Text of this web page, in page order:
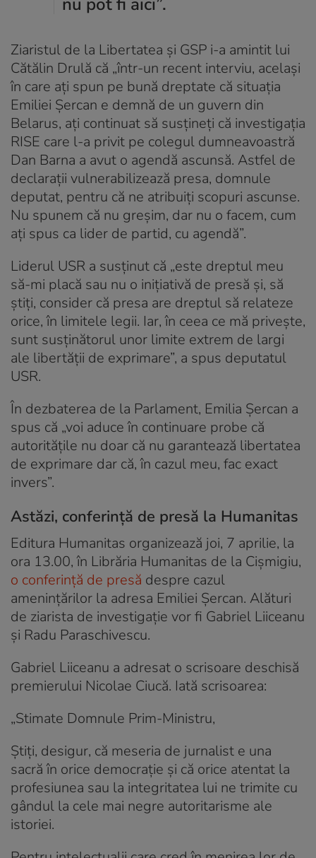
Ziaristul de la Libertatea și GSP i-a amintit lui
Cătălin Drulă că „într-un recent interviu, același
în care ați spun pe bună dreptate că situația
Emiliei Șercan e demnă de un guvern din
Belarus, ați continuat să susțineți că investigația
RISE care l-a privit pe colegul dumneavoastră
Dan Barna a avut o agendă ascunsă. Astfel de
declarații vulnerabilizează presa, domnule
deputat, pentru că ne atribuiți scopuri ascunse.
Nu spunem că nu greșim, dar nu o facem, cum
ați spus ca lider de partid, cu agendă”.
Liderul USR a susținut că „este dreptul meu
să-mi placă sau nu o inițiativă de presă și, să
știți, consider că presa are dreptul să relateze
orice, în limitele legii. Iar, în ceea ce mă privește,
sunt susținătorul unor limite extrem de largi
ale libertății de exprimare”, a spus deputatul
USR.
În dezbaterea de la Parlament, Emilia Șercan a
spus că „voi aduce în continuare probe că
autoritățile nu doar că nu garantează libertatea
de exprimare dar că, în cazul meu, fac exact
invers”.
Astăzi, conferință de presă la Humanitas
Editura Humanitas organizează joi, 7 aprilie, la
ora 13.00, în Librăria Humanitas de la Cișmigiu,
o conferință de presă despre cazul
amenințărilor la adresa Emiliei Șercan. Alături
de ziarista de investigație vor fi Gabriel Liiceanu
și Radu Paraschivescu.
Gabriel Liiceanu a adresat o scrisoare deschisă
premierului Nicolae Ciucă. Iată scrisoarea:
„Stimate Domnule Prim-Ministru,
Știți, desigur, că meseria de jurnalist e una
sacră în orice democrație și că orice atentat la
profesiunea sau la integritatea lui ne trimite cu
gândul la cele mai negre autoritarisme ale
istoriei.